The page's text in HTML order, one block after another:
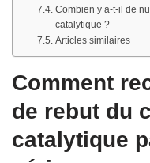
Combien y a-t-il de
catalytique ?
Articles similaires
Comment
de rebut du
catalytique